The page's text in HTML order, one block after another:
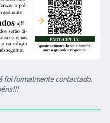
foi formalmente contactado.